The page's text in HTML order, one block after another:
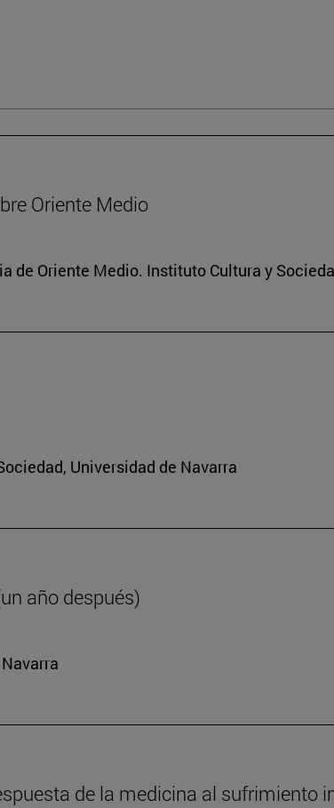
Oriente Medio
de Oriente Medio. Instituto Cultura y
Universidad de Navarra
año después)
de la medicina al sufrimiento